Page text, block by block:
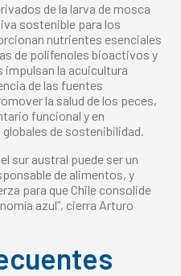
de la larva de mosca
sostenible para los
nutrientes esenciales
de polifenoles bioactivos y
la acuicultura
de las fuentes
la salud de los peces,
funcional y en
de sostenibilidad.
sur austral puede ser un
de alimentos, y
para que Chile consolide
azul”, cierra Arturo